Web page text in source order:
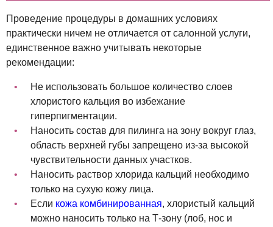
Проведение процедуры в домашних условиях
практически ничем не отличается от салонной услуги,
единственное важно учитывать некоторые
рекомендации:
Не использовать большое количество слоев
хлористого кальция во избежание
гиперпигментации.
Наносить состав для пилинга на зону вокруг глаз,
область верхней губы запрещено из-за высокой
чувствительности данных участков.
Наносить раствор хлорида кальций необходимо
только на сухую кожу лица.
Если кожа комбинированная, хлористый кальций
можно наносить только на Т-зону (лоб, нос и